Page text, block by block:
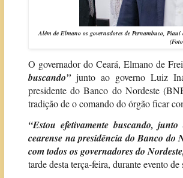
Além de Elmano os governadores de Pernambuco,
O governador do Ceará, Elmano de
buscando”junto ao governo Luiz
presidente do Banco do Nordeste
tradição de o comando do órgão ficar
“Estou efetivamente buscando,
cearense na presidência do Banco do
com todos os governadores do
tarde desta terça-feira, durante evento